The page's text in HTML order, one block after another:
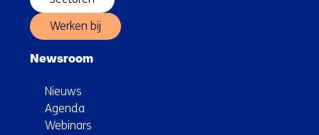
Werken bij
Newsroom
Nieuws
Agenda
Webinars